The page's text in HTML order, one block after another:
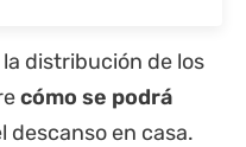
distribución de los
cómo se podrá
descanso en casa.